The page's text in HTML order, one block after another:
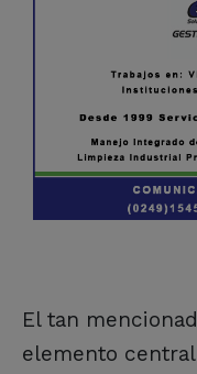
El tan
elemento